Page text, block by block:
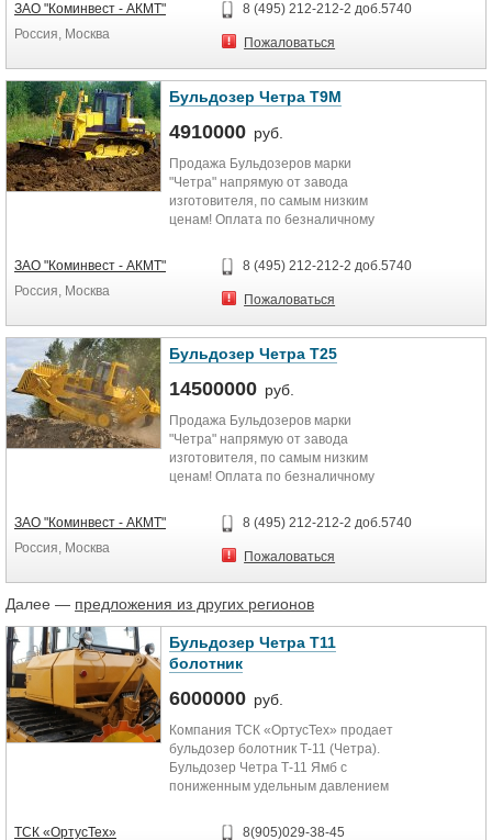
ЗАО "Коминвест - АКМТ"
Россия, Москва
8 (495) 212-212-2 доб.5740
Пожаловаться
Бульдозер Четра Т9М
4910000 руб.
Продажа Бульдозеров марки
"Четра" напрямую от завода
изготовителя, по самым низким
ценам! Оплата по безналичному
ЗАО "Коминвест - АКМТ"
Россия, Москва
8 (495) 212-212-2 доб.5740
Пожаловаться
Бульдозер Четра Т25
14500000 руб.
Продажа Бульдозеров марки
"Четра" напрямую от завода
изготовителя, по самым низким
ценам! Оплата по безналичному
ЗАО "Коминвест - АКМТ"
Россия, Москва
8 (495) 212-212-2 доб.5740
Пожаловаться
Далее — предложения из других регионов
Бульдозер Четра Т11
болотник
6000000 руб.
Компания ТСК «ОртусТех» продает
бульдозер болотник Т-11 (Четра).
Бульдозер Четра Т-11 Ямб с
пониженным удельным давлением
обновление ресурса бульдозера.
ТСК «ОртусТех» 8(905)029-38-45